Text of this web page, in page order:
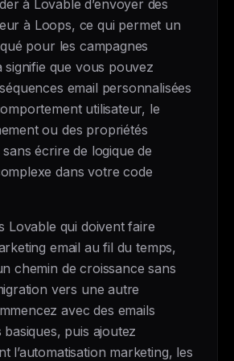
à Lovable d’envoyer des
à Loops, ce qui permet un
pour les campagnes
signifie que vous pouvez
email personnalisées
utilisateur, le
ou des propriétés
écrire de logique de
dans votre code
Lovable qui doivent faire
email au fil du temps,
chemin de croissance sans
vers une autre
avec des emails
puis ajoutez
l’automatisation marketing, les